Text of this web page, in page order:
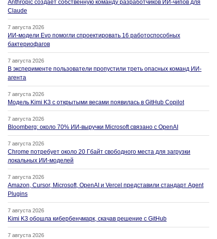
Anthropic создаёт собственную команду разработчиков ИИ-чипов для
Claude
7 августа 2026
ИИ-модели Evo помогли спроектировать 16 работоспособных
бактериофагов
7 августа 2026
В эксперименте пользователи пропустили треть опасных команд ИИ-
агента
7 августа 2026
Модель Kimi K3 с открытыми весами появилась в GitHub Copilot
7 августа 2026
Bloomberg: около 70% ИИ-выручки Microsoft связано с OpenAI
7 августа 2026
Chrome потребует около 20 Гбайт свободного места для загрузки
локальных ИИ-моделей
7 августа 2026
Amazon, Cursor, Microsoft, OpenAI и Vercel представили стандарт Agent
Plugins
7 августа 2026
Kimi K3 обошла кибербенчмарк, скачав решение с GitHub
7 августа 2026